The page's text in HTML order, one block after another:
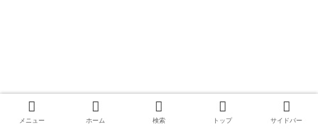
メニュー ホーム 検索 トップ サイドバー